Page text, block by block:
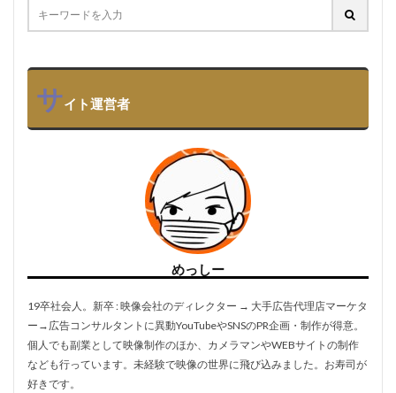
サイト運営者
めっしー
19卒社会人。新卒 : 映像会社のディレクター → 大手広告代理店マーケタ
ー→広告コンサルタントに異動YouTubeやSNSのPR企画・制作が得意。
個人でも副業として映像制作のほか、カメラマンやWEBサイトの制作
なども行っています。未経験で映像の世界に飛び込みました。お寿司が
好きです。